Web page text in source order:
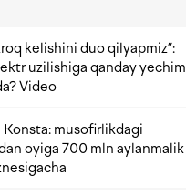
kelishini duo qilyapmiz”:
uzilishiga qanday yechim
Video
Konsta: musofirlikdagi
oyiga 700 mln aylanmalik